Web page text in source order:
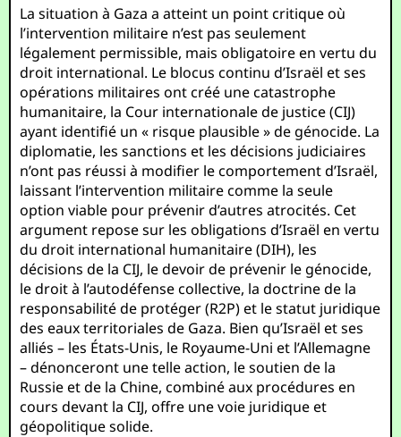
La situation à Gaza a atteint un point critique où
l’intervention militaire n’est pas seulement
légalement permissible, mais obligatoire en vertu du
droit international. Le blocus continu d’Israël et ses
opérations militaires ont créé une catastrophe
humanitaire, la Cour internationale de justice (CIJ)
ayant identifié un « risque plausible » de génocide. La
diplomatie, les sanctions et les décisions judiciaires
n’ont pas réussi à modifier le comportement d’Israël,
laissant l’intervention militaire comme la seule
option viable pour prévenir d’autres atrocités. Cet
argument repose sur les obligations d’Israël en vertu
du droit international humanitaire (DIH), les
décisions de la CIJ, le devoir de prévenir le génocide,
le droit à l’autodéfense collective, la doctrine de la
responsabilité de protéger (R2P) et le statut juridique
des eaux territoriales de Gaza. Bien qu’Israël et ses
alliés – les États-Unis, le Royaume-Uni et l’Allemagne
– dénonceront une telle action, le soutien de la
Russie et de la Chine, combiné aux procédures en
cours devant la CIJ, offre une voie juridique et
géopolitique solide.